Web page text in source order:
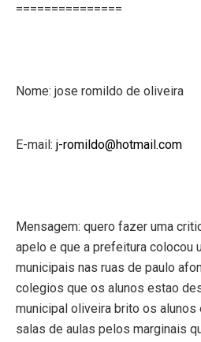
===============
Nome: jose romildo de oliveira
E-mail: j-romildo@hotmail.com
Mensagem: quero fazer uma
apelo e que a prefeitura colocou
municipais nas ruas de paulo
colegios que os alunos estao
municipal oliveira brito os alunos
salas de aulas pelos marginais